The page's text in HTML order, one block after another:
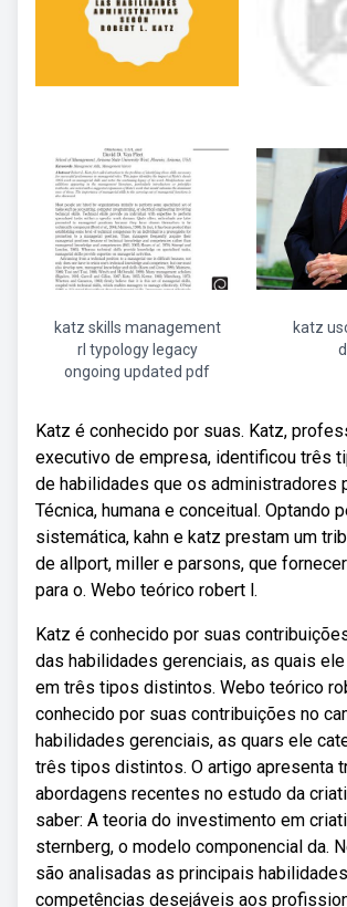
katz skills management
rl typology legacy
ongoing updated pdf
katz
Katz é conhecido por suas. Katz,
executivo de empresa, identificou três
de habilidades que os administradores
Técnica, humana e conceitual. Optando
sistemática, kahn e katz prestam um
de allport, miller e parsons, que
para o. Webo teórico robert l.
Katz é conhecido por suas
das habilidades gerenciais, as quais
em três tipos distintos. Webo teórico
conhecido por suas contribuições no
habilidades gerenciais, as quars ele
três tipos distintos. O artigo apresenta
abordagens recentes no estudo da
saber: A teoria do investimento em
sternberg, o modelo componencial da.
são analisadas as principais
competências desejáveis aos